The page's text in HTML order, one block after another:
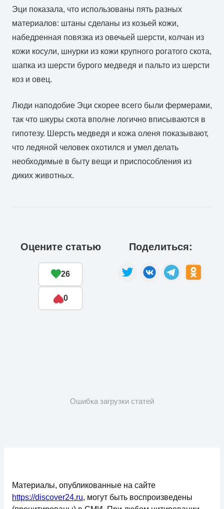
Эци показала, что использованы пять разных
материалов: штаны сделаны из козьей кожи,
набедренная повязка из овечьей шерсти, колчан из
кожи косули, шнурки из кожи крупного рогатого скота,
шапка из шерсти бурого медведя и пальто из шерсти
коз и овец.
Люди наподобие Эци скорее всего были фермерами,
так что шкуры скота вполне логично вписываются в
гипотезу. Шерсть медведя и кожа оленя показывают,
что ледяной человек охотился и умел делать
необходимые в быту вещи и приспособления из
диких животных.
Оцените статью
26
0
Поделиться:
Ошибка загрузки статей
Материалы, опубликованные на сайте
https://discover24.ru, могут быть воспроизведены